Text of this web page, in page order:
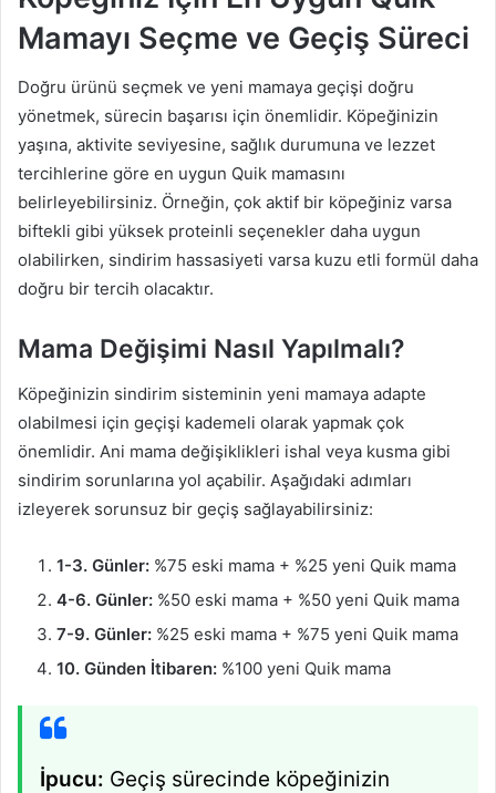
Mamayı Seçme ve Geçiş Süreci
Doğru ürünü seçmek ve yeni mamaya geçişi doğru
yönetmek, sürecin başarısı için önemlidir. Köpeğinizin
yaşına, aktivite seviyesine, sağlık durumuna ve lezzet
tercihlerine göre en uygun Quik mamasını
belirleyebilirsiniz. Örneğin, çok aktif bir köpeğiniz varsa
biftekli gibi yüksek proteinli seçenekler daha uygun
olabilirken, sindirim hassasiyeti varsa kuzu etli formül daha
doğru bir tercih olacaktır.
Mama Değişimi Nasıl Yapılmalı?
Köpeğinizin sindirim sisteminin yeni mamaya adapte
olabilmesi için geçişi kademeli olarak yapmak çok
önemlidir. Ani mama değişiklikleri ishal veya kusma gibi
sindirim sorunlarına yol açabilir. Aşağıdaki adımları
izleyerek sorunsuz bir geçiş sağlayabilirsiniz:
1-3. Günler: %75 eski mama + %25 yeni Quik mama
4-6. Günler: %50 eski mama + %50 yeni Quik mama
7-9. Günler: %25 eski mama + %75 yeni Quik mama
10. Günden İtibaren: %100 yeni Quik mama
İpucu: Geçiş sürecinde köpeğinizin